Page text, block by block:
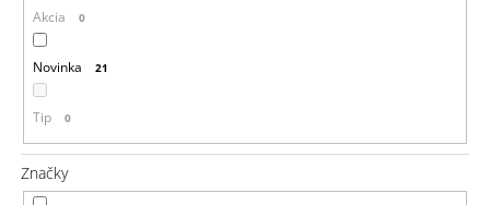
Akcia 0
Novinka 21
Tip 0
Značky
á
s
?